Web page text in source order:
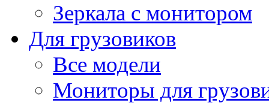
Зеркала с монитором
Для грузовиков
Все модели
Мониторы для